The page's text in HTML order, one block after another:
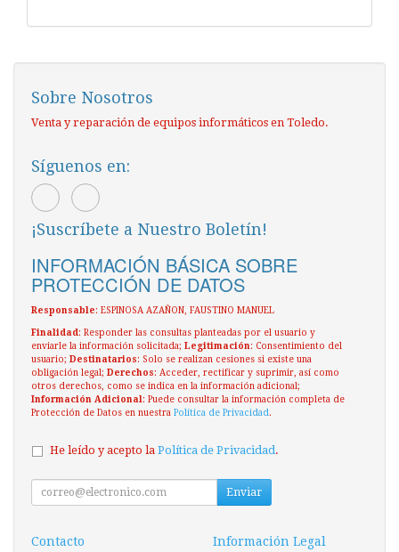
Sobre Nosotros
Venta y reparación de equipos informáticos en Toledo.
Síguenos en:
¡Suscríbete a Nuestro Boletín!
INFORMACIÓN BÁSICA SOBRE
PROTECCIÓN DE DATOS
Responsable: ESPINOSA AZAÑON, FAUSTINO MANUEL
Finalidad: Responder las consultas planteadas por el usuario y
enviarle la información solicitada; Legitimación: Consentimiento del
usuario; Destinatarios: Solo se realizan cesiones si existe una
obligación legal; Derechos: Acceder, rectificar y suprimir, así como
otros derechos, como se indica en la información adicional;
Información Adicional : Puede consultar la información completa de
Protección de Datos en nuestra Política de Privacidad .
He leído y acepto la Política de Privacidad.
Enviar
Contacto Información Legal